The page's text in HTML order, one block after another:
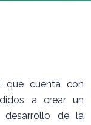
que cuenta con
a crear un
desarrollo de la